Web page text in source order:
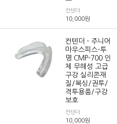
컨텐더
10,000원
컨텐더 - 주니어
마우스피스-투
명 CMP-700 인
체 무해성 고급
구강 실리콘재
질/복싱/권투/
격투용품/구강
보호
컨텐더
10,000원